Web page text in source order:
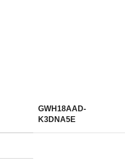
GWH18AAD-
K3DNA5E